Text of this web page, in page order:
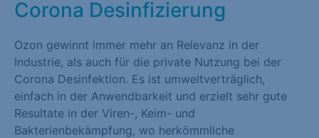
Corona Desinfizierung
Ozon gewinnt immer mehr an Relevanz in der
Industrie, als auch für die private Nutzung bei der
Corona Desinfektion. Es ist umweltverträglich,
einfach in der Anwendbarkeit und erzielt sehr gute
Resultate in der Viren-, Keim- und
Bakterienbekämpfung, wo herkömmliche